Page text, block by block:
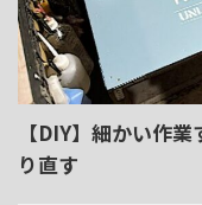
【DIY】細かい作
り直す